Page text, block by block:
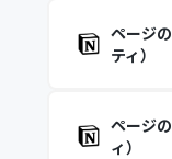
ページ
ティ）
ページ
ィ）